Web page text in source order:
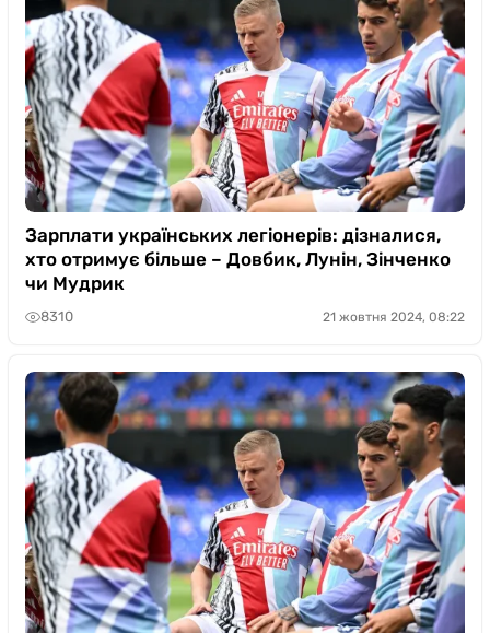
Зарплати українських легіонерів: дізналися,
хто отримує більше – Довбик, Лунін, Зінченко
чи Мудрик
8310 21 жовтня 2024, 08:22